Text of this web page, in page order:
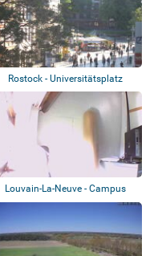
Rostock - Universitätsplatz
Louvain-La-Neuve - Campus